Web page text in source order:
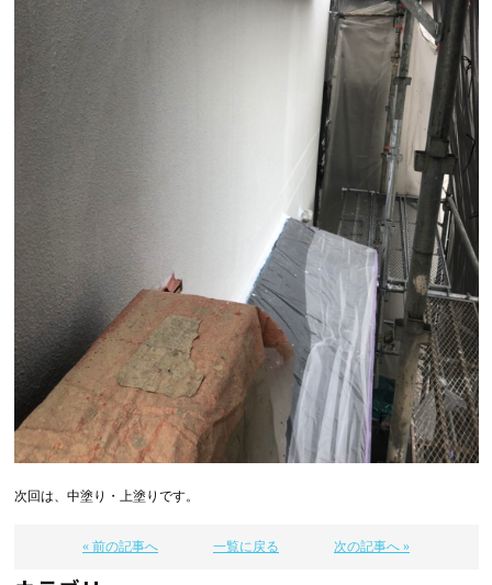
次回は、中塗り・上塗りです。
« 前の記事へ 一覧に戻る 次の記事へ »